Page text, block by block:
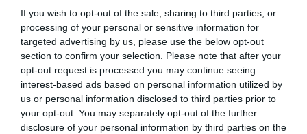
If you wish to opt-out of the sale, sharing to third parties, or
processing of your personal or sensitive information for
targeted advertising by us, please use the below opt-out
section to confirm your selection. Please note that after your
opt-out request is processed you may continue seeing
interest-based ads based on personal information utilized by
us or personal information disclosed to third parties prior to
your opt-out. You may separately opt-out of the further
disclosure of your personal information by third parties on the
αφορούν τους ΦΗΜ
31.07.2026
Σ. Καλαφάτης: «Η
Τεχνητή Νοημοσύνη
δεν είναι απλώς μια
νέα τεχνολογία, είναι
μια νέα βιομηχανική
επανάσταση»
Νέος οδηγός του ΕΚΤ